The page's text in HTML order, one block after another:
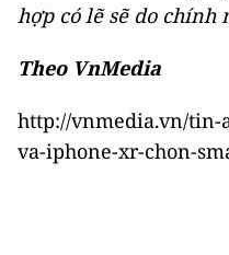
hợp có lẽ sẽ do
Theo VnMedia
http://vnmedia.vn/tin-
va-iphone-xr-chon-